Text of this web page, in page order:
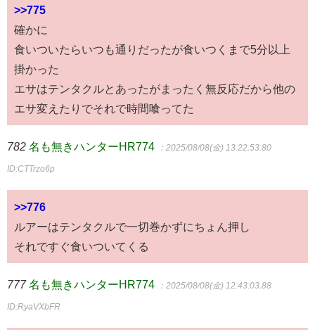
>>775
確かに
食いついたらいつも通りだったが食いつくまで5分以上
掛かった
エサはテンタクルとあったがまったく無反応だから他の
エサ変えたりでそれで時間喰ってた
782 名も無きハンターHR774 ：2025/08/08(金) 13:22:53.80
ID:CTTrzo6p
>>776
ルアーはテンタクルで一切巻かずにちょん押し
それですぐ食いついてくる
777 名も無きハンターHR774 ：2025/08/08(金) 12:43:03.88
ID:RyaVXbFR